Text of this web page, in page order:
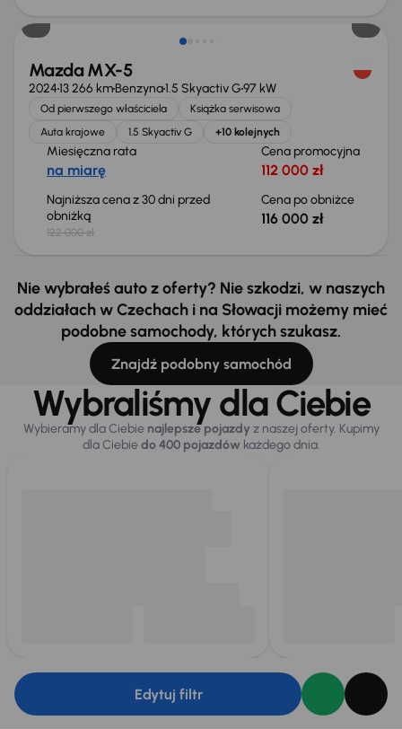
Mazda MX-5
202413 266 kmBenzyna1.5 Skyactiv G97 kW
Od pierwszego właściciela
Książka serwisowa
Auta krajowe
1.5 Skyactiv G +10 kolejnych
Miesięczna rata
na miarę
Cena promocyjna
112 000 zł
Najniższa cena z 30 dni przed
obniżką
122 000 zł
Cena po obniżce
116 000 zł
Nie wybrałeś auto z oferty? Nie szkodzi, w naszych
oddziałach w Czechach i na Słowacji możemy mieć
podobne samochody, których szukasz.
Znajdź podobny samochód
Wybraliśmy dla Ciebie
Wybieramy dla Ciebie najlepsze pojazdy z naszej oferty. Kupimy
dla Ciebiedo 400 pojazdówkażdego dnia.
Edytuj filtr